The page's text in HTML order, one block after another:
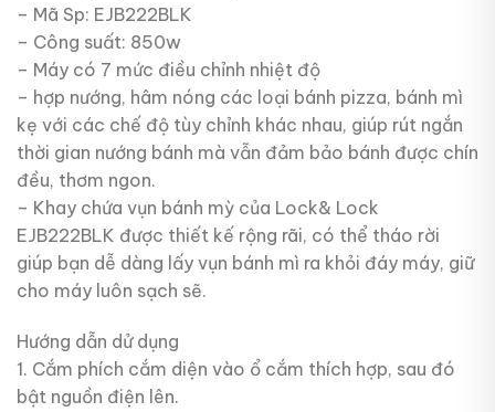
– Mã Sp: EJB222BLK
– Công suất: 850w
– Máy có 7 mức điều chỉnh nhiệt độ
– hợp nướng, hâm nóng các loại bánh pizza, bánh mì
kẹ với các chế độ tùy chỉnh khác nhau, giúp rút ngắn
thời gian nướng bánh mà vẫn đảm bảo bánh được chín
đều, thơm ngon.
– Khay chứa vụn bánh mỳ của Lock& Lock
EJB222BLK được thiết kế rộng rãi, có thể tháo rời
giúp bạn dễ dàng lấy vụn bánh mì ra khỏi đáy máy, giữ
cho máy luôn sạch sẽ.
Hướng dẫn dử dụng
1. Cắm phích cắm diện vào ổ cắm thích hợp, sau đó
bật nguồn điện lên.